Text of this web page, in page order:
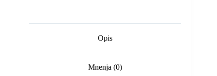
Opis
Mnenja (0)